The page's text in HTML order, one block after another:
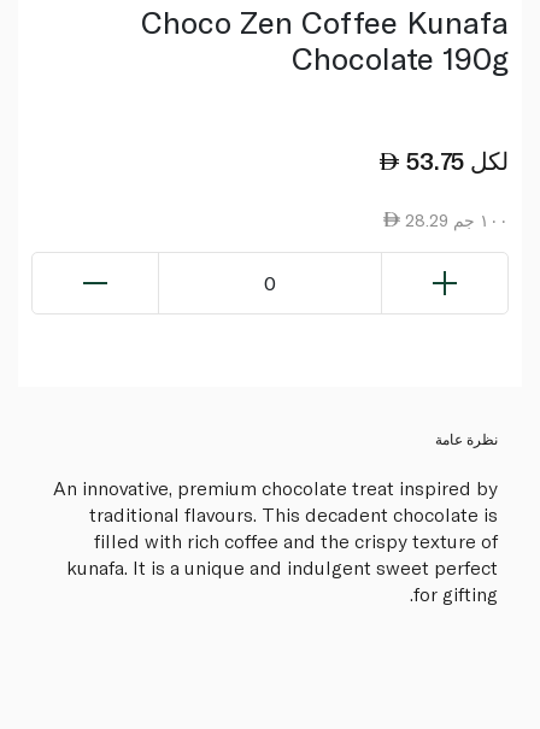
Choco Zen Coffee Kunafa
Chocolate 190g
53.75 لكل
28.29 ١٠٠ جم
0
نظرة عامة
An innovative, premium chocolate treat inspired by
traditional flavours. This decadent chocolate is
filled with rich coffee and the crispy texture of
kunafa. It is a unique and indulgent sweet perfect
for gifting.